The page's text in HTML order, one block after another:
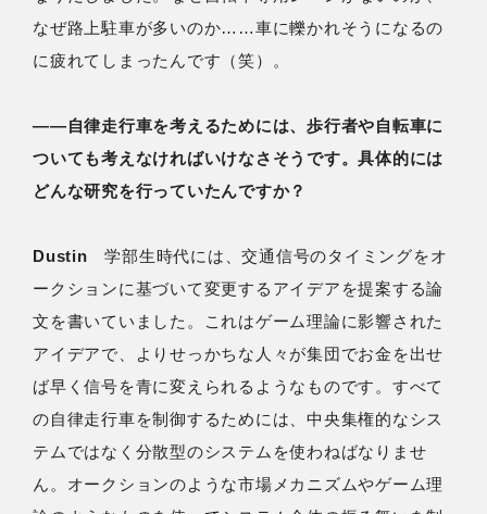
なぜ路上駐車が多いのか……車に轢かれそうになるの
に疲れてしまったんです（笑）。
――自律走行車を考えるためには、歩行者や自転車に
ついても考えなければいけなさそうです。具体的には
どんな研究を行っていたんですか？
Dustin 学部生時代には、交通信号のタイミングをオ
ークションに基づいて変更するアイデアを提案する論
文を書いていました。これはゲーム理論に影響された
アイデアで、よりせっかちな人々が集団でお金を出せ
ば早く信号を青に変えられるようなものです。すべて
の自律走行車を制御するためには、中央集権的なシス
テムではなく分散型のシステムを使わねばなりませ
ん。オークションのような市場メカニズムやゲーム理